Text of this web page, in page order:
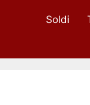
Soldi